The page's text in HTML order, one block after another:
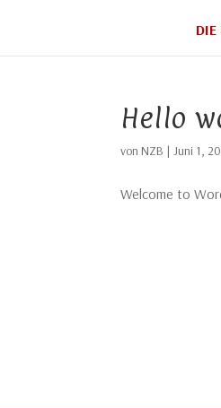
DIE
Hello
von NZB |Juni 1,
Welcome to